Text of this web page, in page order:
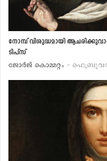
നോമ്പ് വിശുദ്ധമായി
ടിപ്‌സ്
ജോര്‍ജ് കൊമ്മറ്റം -